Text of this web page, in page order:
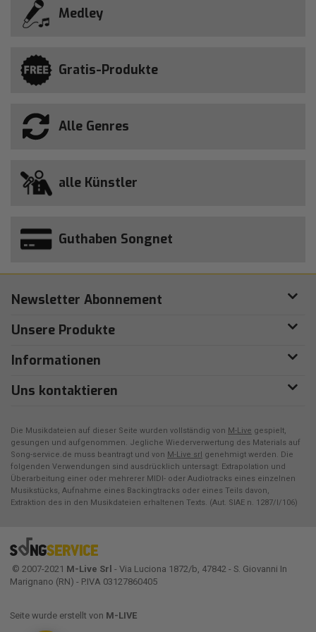
Medley
Gratis-Produkte
Alle Genres
alle Künstler
Guthaben Songnet
Newsletter Abonnement
Unsere Produkte
Informationen
Uns kontaktieren
Die Musikdateien auf dieser Seite wurden vollständig von M-Live gespielt,
gesungen und aufgenommen. Jegliche Wiederverwertung des Materials auf
Song-service.de muss beantragt und von M-Live srl genehmigt werden. Die
folgenden Verwendungen sind ausdrücklich untersagt: Extrapolation und
Überarbeitung einer oder mehrerer MIDI- oder Audiotracks eines einzelnen
Musikstücks, Aufnahme eines Backingtracks oder eines Teils davon,
Extraktion des in den Musikdateien erhaltenen Texts. (Aut. SIAE n. 1287/I/106)
© 2007-2021 M-Live Srl - Via Luciona 1872/b, 47842 - S. Giovanni In
Marignano (RN) - P.IVA 03127860405
Seite wurde erstellt von M-LIVE